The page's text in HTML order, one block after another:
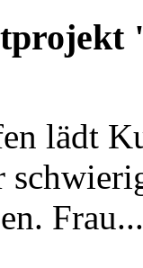
lädt
Frau...